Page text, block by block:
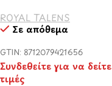
ROYAL TALENS
Σε απόθεμα
GTIN: 8712079421656
Συνδεθείτε για να δείτε
τιμές